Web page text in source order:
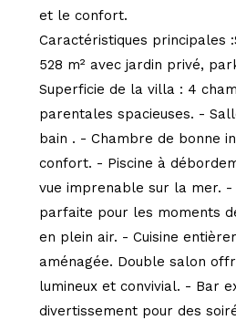
et le confort.
Caractéristiques principales
528 m² avec jardin privé,
Superficie de la villa : 4
parentales spacieuses. -
bain . - Chambre de bonne
confort. - Piscine à
vue imprenable sur la mer. -
parfaite pour les moments
en plein air. - Cuisine
aménagée. Double salon
lumineux et convivial. - Bar
divertissement pour des